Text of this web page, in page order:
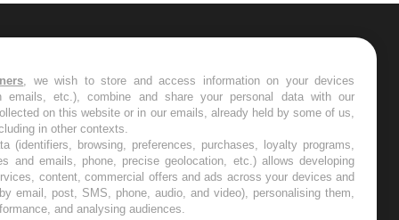
les semaines les meilleures
, we wish to store and access information on your devices
emails, etc.), combine and share your personal data with our
on this website or in our emails, already held by some of us,
in other contexts.
(identifiers, browsing, preferences, purchases, loyalty programs,
and emails, phone, precise geolocation, etc.) allows developing
content, commercial offers and ads across your devices and
email, post, SMS, phone, audio, and video), personalising them,
and analysing audiences.